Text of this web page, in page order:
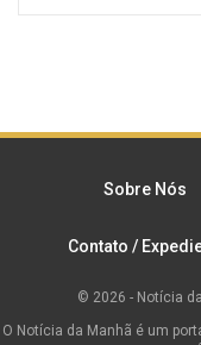
Sobre Nós
Contato /
© 2026 - Notícia
O Notícia da Manhã é um